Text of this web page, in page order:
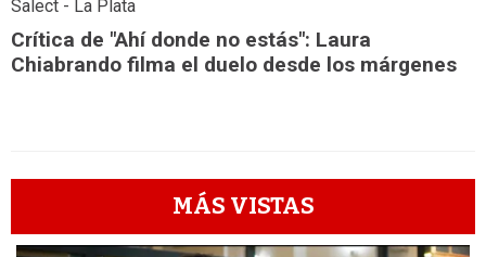
Salect - La Plata
Crítica de "Ahí donde no estás": Laura
Chiabrando filma el duelo desde los márgenes
MÁS VISTAS